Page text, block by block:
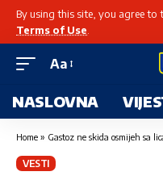
By using this site, you agree to
Terms of Use
Aa
NASLOVNA
Home » Gastoz ne skida osmijeh sa lica, pokazao sliku bebe, pa
VESTI